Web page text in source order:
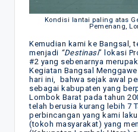
Kondisi lantai paling atas
Pemenang,
Kemudian kami ke Bangsal,
menjadi “Destinasi” lokasi
#2 yang sebenarnya
Kegiatan Bangsal
hari ini, bahwa sejak awal
sebagai kabupaten yang
Lombok Barat pada tahun
telah berusia kurang lebih 7
perbincangan yang kami
(tokoh masyarakat) yang